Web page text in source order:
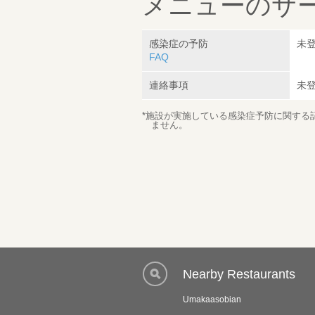
感染症の予防
FAQ
未
連絡事項 未
*施設が実施している感染症予防に関す
ません。
Nearby Restaurants
Umakaasobian